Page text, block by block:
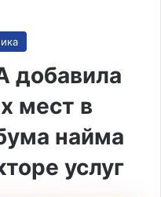
добавила
мест в
найма
услуг